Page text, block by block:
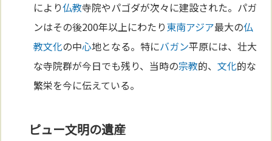
により仏教寺院やパゴダが次々に建設された。パガ
ンはその後200年以上にわたり東南アジア最大の仏
教文化の中心地となる。特にバガン平原には、壮大
な寺院群が今日でも残り、当時の宗教的、文化的な
繁栄を今に伝えている。
ピュー文明の遺産